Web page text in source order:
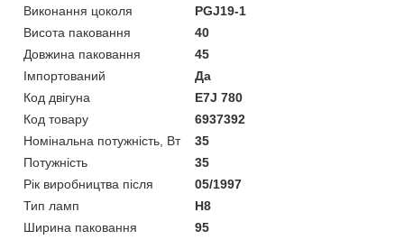
Виконання цоколя
PGJ19-1
Висота паковання
40
Довжина паковання
45
Імпортований
Да
Код двігуна
E7J 780
Код товару
6937392
Номінальна потужність, Вт
35
Потужність
35
Рік виробництва після
05/1997
Тип ламп
H8
Ширина паковання
95